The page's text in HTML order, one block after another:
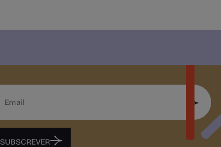
SUBSCREVER